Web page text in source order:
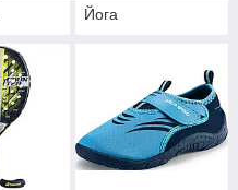
Йога